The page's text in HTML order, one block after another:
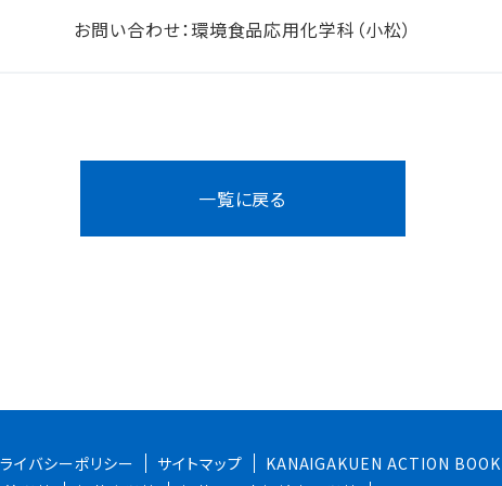
お問い合わせ：環境食品応用化学科（小松）
一覧に戻る
イバシーポリシー サイトマップ
KANAIGAKUEN ACTION BOOK